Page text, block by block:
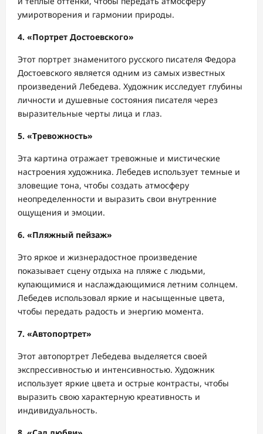
умиротворения и гармонии природы.
4. «Портрет Достоевского»
Этот портрет знаменитого русского писателя Федора
Достоевского является одним из самых известных
произведений Лебедева. Художник исследует глубины
личности и душевные состояния писателя через
выразительные черты лица и глаз.
5. «Тревожность»
Эта картина отражает тревожные и мистические
настроения художника. Лебедев использует темные и
зловещие тона, чтобы создать атмосферу
неопределенности и выразить свои внутренние
ощущения и эмоции.
6. «Пляжный пейзаж»
Это яркое и жизнерадостное произведение
показывает сцену отдыха на пляже с людьми,
купающимися и наслаждающимися летним солнцем.
Лебедев использовал яркие и насыщенные цвета,
чтобы передать радость и энергию момента.
7. «Автопортрет»
Этот автопортрет Лебедева выделяется своей
экспрессивностью и интенсивностью. Художник
использует яркие цвета и острые контрасты, чтобы
выразить свою характерную креативность и
индивидуальность.